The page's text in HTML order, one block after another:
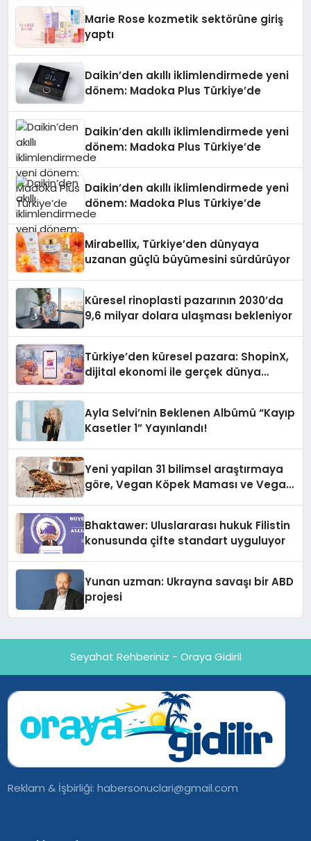
Marie Rose kozmetik sektörüne giriş
yaptı
Daikin’den akıllı iklimlendirmede yeni
dönem: Madoka Plus Türkiye’de
Daikin’den akıllı iklimlendirmede yeni
dönem: Madoka Plus Türkiye’de
Daikin’den akıllı iklimlendirmede yeni
dönem: Madoka Plus Türkiye’de
Mirabellix, Türkiye’den dünyaya
uzanan güçlü büyümesini sürdürüyor
Küresel rinoplasti pazarının 2030’da
9,6 milyar dolara ulaşması bekleniyor
Türkiye’den küresel pazara: ShopinX,
dijital ekonomi ile gerçek dünya
Ayla Selvi’nin Beklenen Albümü “Kayıp
Kasetler 1” Yayınlandı!
Yeni yapilan 31 bilimsel araştırmaya
göre, Vegan Köpek Maması ve Vegan
Bhaktawer: Uluslararası hukuk Filistin
konusunda çifte standart uyguluyor
Yunan uzman: Ukrayna savaşı bir ABD
projesi
Seyahat Rehberiniz - Oraya Gidiril
Reklam & İşbirliği:habersonuclari@gmail.com